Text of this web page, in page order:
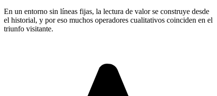
En un entorno sin líneas fijas, la lectura de valor se construye desde
el historial, y por eso muchos operadores cualitativos coinciden en el
triunfo visitante.